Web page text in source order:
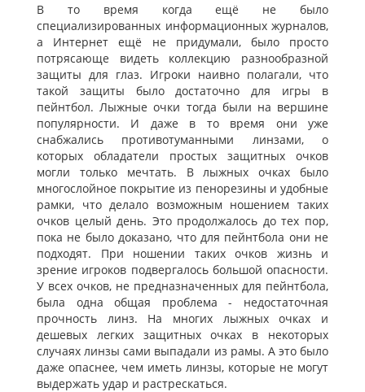
В то время когда ещё не было
специализированных информационных журналов,
а Интернет ещё не придумали, было просто
потрясающе видеть коллекцию разнообразной
защиты для глаз. Игроки наивно полагали, что
такой защиты было достаточно для игры в
пейнтбол. Лыжные очки тогда были на вершине
популярности. И даже в то время они уже
снабжались противотуманными линзами, о
которых обладатели простых защитных очков
могли только мечтать. В лыжных очках было
многослойное покрытие из пенорезины и удобные
рамки, что делало возможным ношением таких
очков целый день. Это продолжалось до тех пор,
пока не было доказано, что для пейнтбола они не
подходят. При ношении таких очков жизнь и
зрение игроков подвергалось большой опасности.
У всех очков, не предназначенных для пейнтбола,
была одна общая проблема - недостаточная
прочность линз. На многих лыжных очках и
дешевых легких защитных очках в некоторых
случаях линзы сами выпадали из рамы. А это было
даже опаснее, чем иметь линзы, которые не могут
выдержать удар и растрескаться.